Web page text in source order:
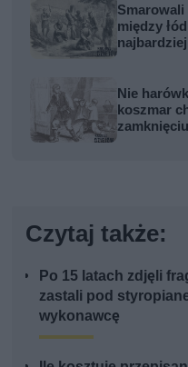
Smarowali
między
Nie
koszmar
Czytaj także:
Po 15 latach zdjęli
zastali pod
wykonawcę